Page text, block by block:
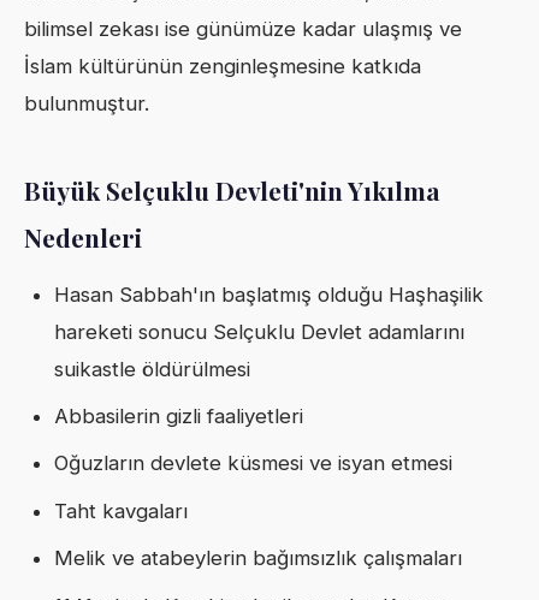
bilimsel zekası ise günümüze kadar ulaşmış ve
İslam kültürünün zenginleşmesine katkıda
bulunmuştur.
Büyük Selçuklu Devleti'nin Yıkılma
Nedenleri
Hasan Sabbah'ın başlatmış olduğu Haşhaşilik
hareketi sonucu Selçuklu Devlet adamlarını
suikastle öldürülmesi
Abbasilerin gizli faaliyetleri
Oğuzların devlete küsmesi ve isyan etmesi
Taht kavgaları
Melik ve atabeylerin bağımsızlık çalışmaları